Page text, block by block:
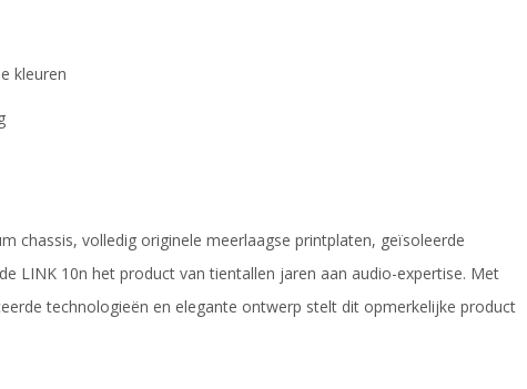
kleuren
chassis, volledig originele meerlaagse printplaten, geïsoleerde
LINK 10n het product van tientallen jaren aan audio-expertise. Met
technologieën en elegante ontwerp stelt dit opmerkelijke product